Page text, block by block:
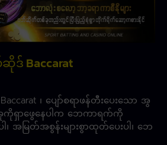
ဒ် Baccarat
၊ ပျော်စရာဖန်တီးပေးသော အွ
ကိုရှာဖွေနေပါက ဘေကာရက်ကို
ါ၊ အမြတ်အစွန်းများစွာထုတ်ပေးပါ၊ ဘေ